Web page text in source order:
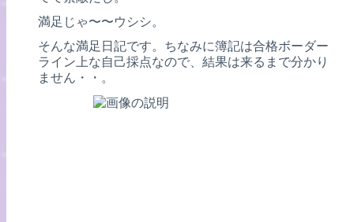
満足じゃ〜〜ウシシ。
そんな満足日記です。ちなみに簿記は合格ボーダー
ライン上な自己採点なので、結果は来るまで分かり
ません・・。